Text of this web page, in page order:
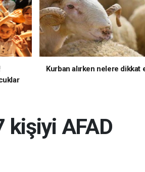
Kurban alırken nelere dikkat
kişiyi AFAD